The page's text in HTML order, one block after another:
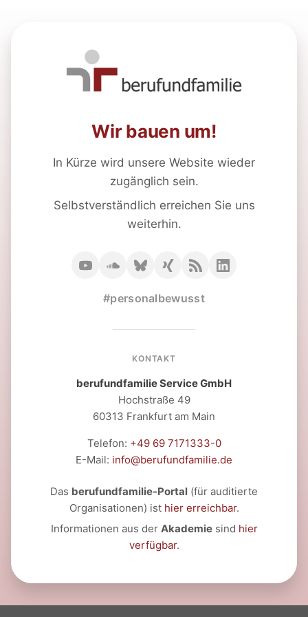
Wir bauen um!
In Kürze wird unsere Website wieder
zugänglich sein.
Selbstverständlich erreichen Sie uns
weiterhin.
#personalbewusst
KONTAKT
berufundfamilie Service GmbH
Hochstraße 49
60313 Frankfurt am Main
Telefon: +49 69 7171333-0
E-Mail: info@berufundfamilie.de
Das berufundfamilie-Portal (für auditierte
Organisationen) ist hier erreichbar.
Informationen aus der Akademiesind hier
verfügbar.